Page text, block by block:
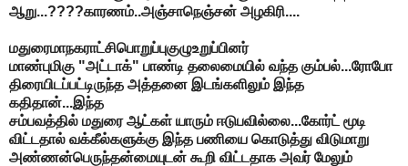
ஆறு...????காரணம்..அஞ்சாநெஞ்சன் அழகிரி....
மதுரைமாநகராட்சிபொறுப்புகுழுஉறுப்பினர்
மாண்புமிகு "அட்டாக்" பாண்டி தலைமையில் வந்த கும்பல்...ரோபோ
திரையிடப்பட்டிருந்த அத்தனை இடங்களிலும் இந்த
கதிதான்...இந்த
சம்பவத்தில் மதுரை ஆட்கள் யாரும் ஈடுபவில்லை...கோர்ட் மூடி
விட்டதால் வக்கீல்களுக்கு இந்த பணியை கொடுத்து விடுமாறு
அண்ணன்பெருந்தன்மையுடன் கூறி விட்டதாக அவர் மேலும்